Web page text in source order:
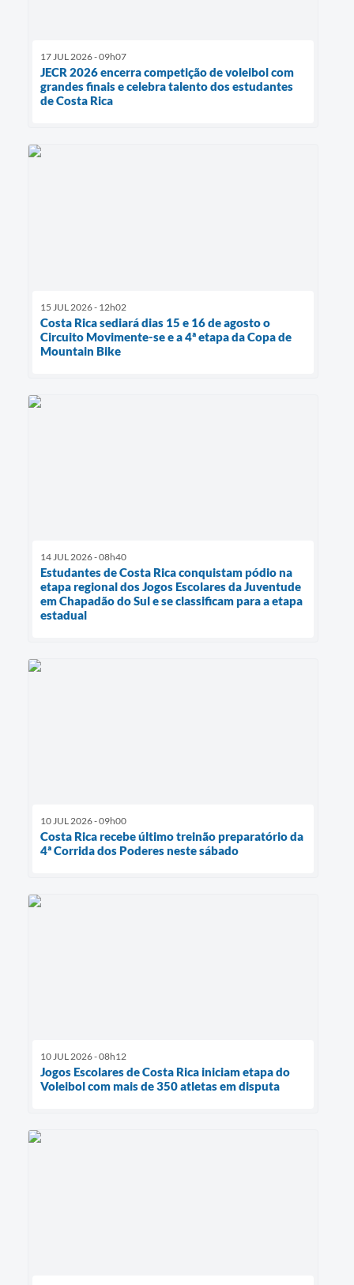
17 JUL 2026 - 09h07
JECR 2026 encerra competição de voleibol com
grandes finais e celebra talento dos estudantes
de Costa Rica
15 JUL 2026 - 12h02
Costa Rica sediará dias 15 e 16 de agosto o
Circuito Movimente-se e a 4ª etapa da Copa de
Mountain Bike
14 JUL 2026 - 08h40
Estudantes de Costa Rica conquistam pódio na
etapa regional dos Jogos Escolares da Juventude
em Chapadão do Sul e se classificam para a etapa
estadual
10 JUL 2026 - 09h00
Costa Rica recebe último treinão preparatório da
4ª Corrida dos Poderes neste sábado
10 JUL 2026 - 08h12
Jogos Escolares de Costa Rica iniciam etapa do
Voleibol com mais de 350 atletas em disputa